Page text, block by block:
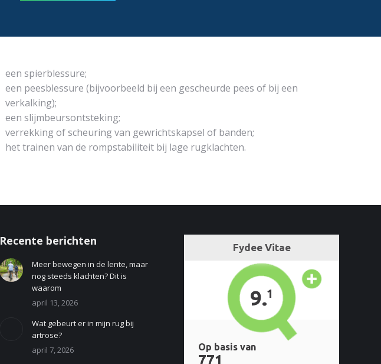
een spierblessure;
een peesblessure (bijvoorbeeld bij een gescheurde pees of bij een
verkalking);
een slijmbeursontsteking;
verrekking of scheuring van gewrichtskapsel of banden;
het trainen van de rompstabiliteit bij lage rugklachten.
Recente berichten
Meer bewegen in de lente, maar
nog steeds klachten? Dit is
waarom
april 13, 2026
Wat gebeurt er in mijn rug bij
artrose?
april 7, 2026